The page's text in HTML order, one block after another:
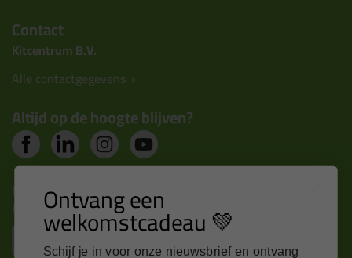
Contact
Kitcentrum B.V.
Alle contactgegevens >
Altijd op de hoogte blijven?
Nieuws, tips en exclusieve deals rechtstreeks in je
inbox Ontvang een
welkomstcadeau 💚
Schijf je in voor onze nieuwsbrief en ontvang